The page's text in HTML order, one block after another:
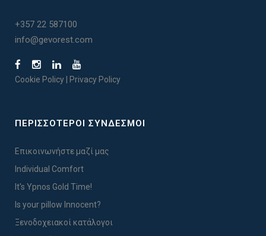
+357 22 587100
info@gevorest.com
Cookie Policy Privacy Policy
ΠΕΡΙΣΣΟΤΕΡΟΙ ΣΥΝΔΕΣΜΟΙ
Επικοινωνήστε μαζί μας
Individual Comfort
It's Ypnos Gold Time!
Is your pillow Innocent?
Ξενοδοχειακοί κατάλογοι